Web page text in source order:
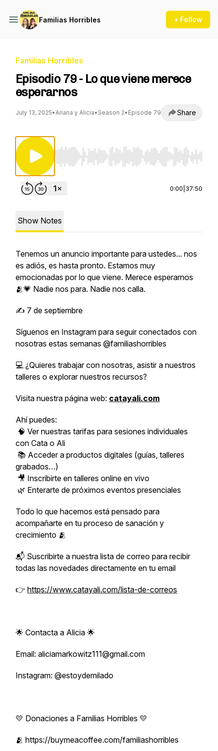
Familias Horribles + Follow
Familias Horribles
Episodio 79 - Lo que viene merece
esperarnos
July 13, 2025•Ariana y Alicia• Season 2• Episode 79 Share
Use Left/Right to seek, Home/End to jump to
0:00 37:50
Show Notes
Tenemos un anuncio importante para ustedes... nos
es adiós, es hasta pronto. Estamos muy
emocionadas por lo que viene. Merece esperarnos
🫂💗 Nadie nos para. Nadie nos calla.
✍️ 7 de septiembre
Síguenos en Instagram para seguir conectados con
nosotras estas semanas @familiashorribles
💻 ¿Quieres trabajar con nosotras, asistir a nuestros
talleres o explorar nuestros recursos?
Visita nuestra página web: catayali.com
Ahí puedes:
🧠 Ver nuestras tarifas para sesiones individuales
con Cata o Ali
📚 Acceder a productos digitales (guías, talleres
grabados…)
🎥 Inscribirte en talleres online en vivo
🌿 Enterarte de próximos eventos presenciales
Todo lo que hacemos está pensado para
acompañarte en tu proceso de sanación y
crecimiento 🫂
📬 Suscribirte a nuestra lista de correo para recibir
todas las novedades directamente en tu email
👉 https://www.catayali.com/lista-de-correos
🌟 Contacta a Alicia 🌟
Email: aliciamarkowitz111@gmail.com
Instagram: @estoydemilado
💛 Donaciones a Familias Horribles 💛
🫂 https://buymeacoffee.com/familiashorribles